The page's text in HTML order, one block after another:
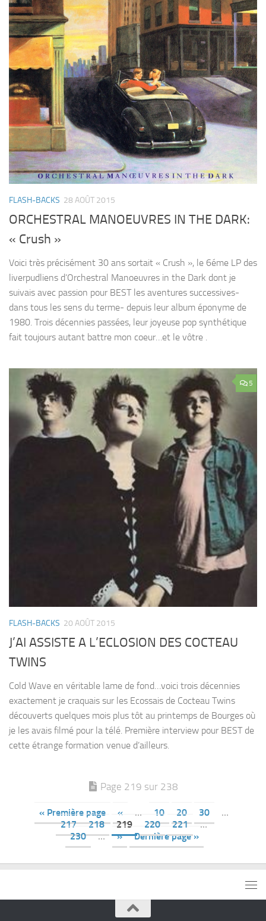
FLASH-BACKS 28 AOÛT 2015
ORCHESTRAL MANOEUVRES IN THE DARK:
« Crush »
Voici très précisément 30 ans sortait « Crush », le 6éme LP des
liverpudliens d’Orchestral Manoeuvres in the Dark dont je
suivais avec passion pour BEST les aventures successives-
dans tous les sens du terme- depuis leur album éponyme de
1980. Trois décennies passées, leur joyeuse pop synthétique
fait toujours autant battre mon coeur…et le vôtre .
5
FLASH-BACKS 20 AOÛT 2015
J’AI ASSISTE A L’ECLOSION DES COCTEAU
TWINS
Cold Wave en véritable lame de fond…voici trois décennies
exactement je craquais sur les Ecossais de Cocteau Twins
découverts quelques mois plus tôt au printemps de Bourges où
je les avais filmé pour la télé. Première interview pour BEST de
cette étrange formation venue d’ailleurs.
Page 219 sur 238
« Première page « … 10 20 30
…
217
218 219 220 221
…
230
… » Dernière page »